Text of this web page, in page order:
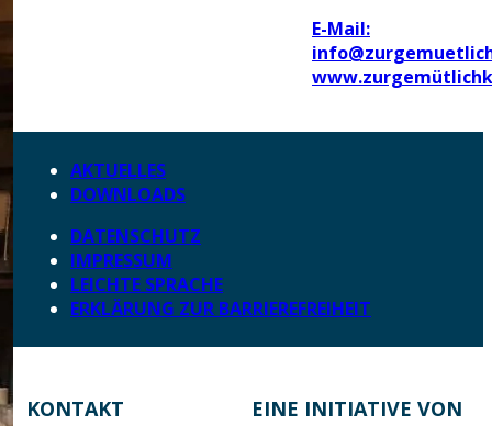
E-Mail:
AKTUELLES
DOWNLOADS
DATENSCHUTZ
IMPRESSUM
LEICHTE SPRACHE
ERKLÄRUNG ZUR BARRIEREFREIHEIT
KONTAKT EINE INITIATIVE VON